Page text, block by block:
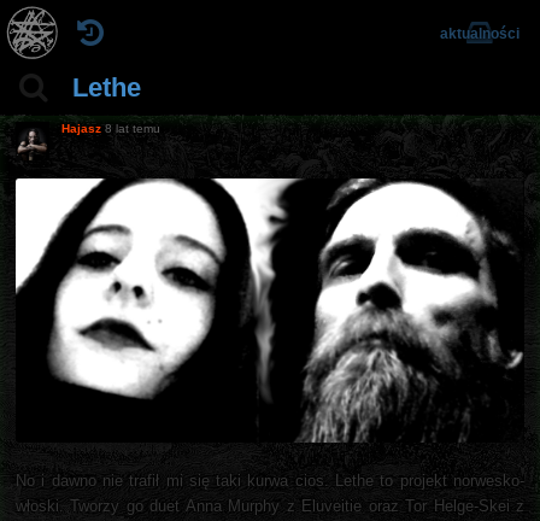
Lethe
aktualności
Hajasz 8 lat temu
No i dawno nie trafił mi się taki kurwa cios. Lethe to projekt norwesko-
włoski. Tworzy go duet Anna Murphy z Eluveitie oraz Tor Helge-Skei z